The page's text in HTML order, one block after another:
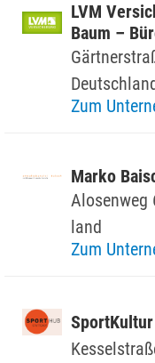
LVM
Baum –
Deutsch­land
Zum
Marko
Alosenweg
land
Zum